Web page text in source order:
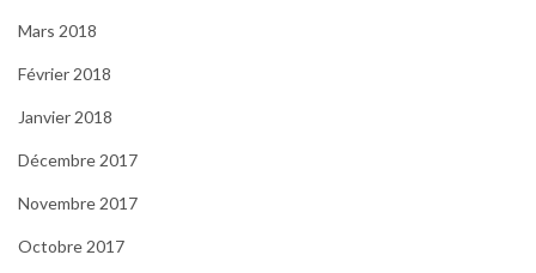
Mars 2018
Février 2018
Janvier 2018
Décembre 2017
Novembre 2017
Octobre 2017